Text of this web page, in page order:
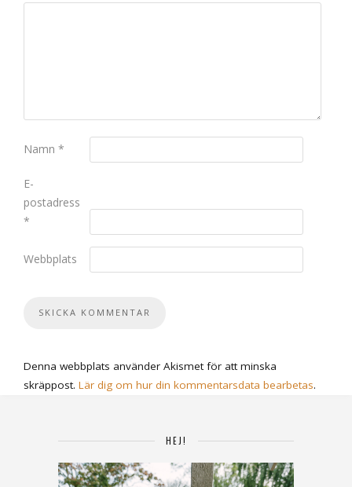
Namn *
E-
postadress
*
Webbplats
Denna webbplats använder Akismet för att minska
skräppost. Lär dig om hur din kommentarsdata bearbetas.
HEJ!